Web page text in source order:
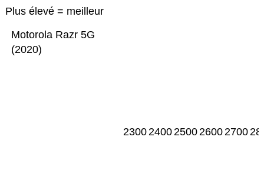
Plus élevé = meilleur
Motorola Razr 5G
(2020)
23002400250026002700